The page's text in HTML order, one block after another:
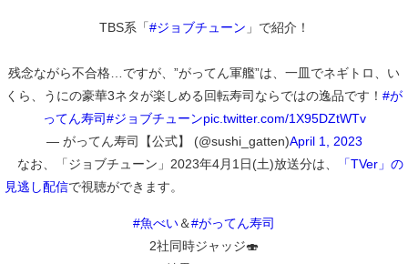
TBS系「#ジョブチューン 」で紹介！
残念ながら不合格…ですが、”がってん軍艦”は、一皿でネギトロ、い
くら、うにの豪華3ネタが楽しめる回転寿司ならではの逸品です！ #が
ってん寿司#ジョブチューンpic.twitter.com/1X95DZtWTv
— がってん寿司【公式】 (@sushi_gatten)April 1, 2023
なお、「ジョブチューン」2023年4月1日(土)放送分は、
「TVer」の
見逃し配信で視聴ができます。
#魚べい＆#がってん寿司
2社同時ジャッジ🍣